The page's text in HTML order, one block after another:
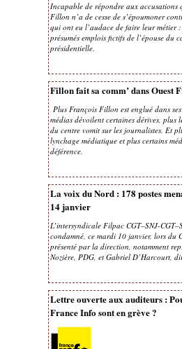
Incapable de répondre aux accusations
Fillon n’a de cesse de s’époumoner
qui ont eu l’audace de faire leur métier
présumés emplois fictifs de l’épouse du
présidentielle.
Fillon fait sa comm’ dans Ouest
Plus François Fillon est englué dans
médias dévoilent certaines dérives, plus
du centre vomit sur les journalistes. Et
lynchage médiatique et plus certains
déférence.
La voix du Nord : 178 postes
14 janvier
L’intersyndicale Filpac CGT–SNJ-
condamné, ce mardi 10 janvier, lors du
présenté par la direction, notamment
Nozière, PDG, et Gabriel D’Harcourt,
Lettre ouverte aux auditeurs :
France Info sont en grève ?